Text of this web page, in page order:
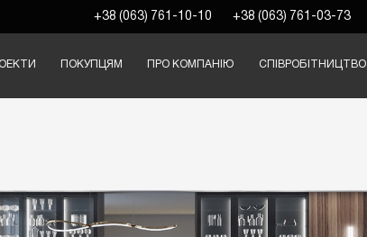
+38 (063) 761-10-10 +38 (063) 761-03-73
ПОКУПЦЯМ ПРО КОМПАНІЮ СПІВРОБІТНИЦТВО